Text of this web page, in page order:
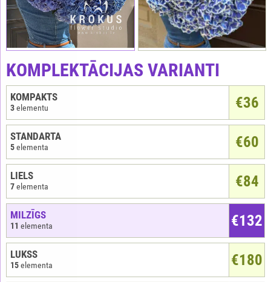
KOMPLEKTĀCIJAS VARIANTI
€36
KOMPAKTS
3elementu
€60
STANDARTA
5elementa
€84
LIELS
7elementa
€132
MILZĪGS
11 elementa
€180
LUKSS
15elementa